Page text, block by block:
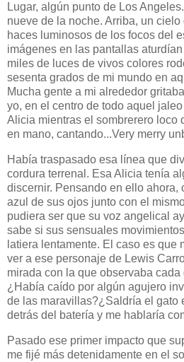
Lugar, algún punto de Los
nueve de la noche. Arriba, un
haces luminosos de los focos del
imágenes en las pantallas
miles de luces de vivos colores
sesenta grados de mi mundo en
Mucha gente a mi alrededor
yo, en el centro de todo aquel
Alicia mientras el sombrerero loco
en mano, cantando...Very merry
Había traspasado esa línea que
cordura terrenal. Esa Alicia tenía
discernir. Pensando en ello ahora,
azul de sus ojos junto con el
pudiera ser que su voz angelical
sabe si sus sensuales
latiera lentamente. El caso es que
ver a ese personaje de Lewis
mirada con la que observaba
¿Había caído por algún agujero
de las maravillas?¿Saldría el gato
detrás del batería y me hablaría
Pasado ese primer impacto que
me fijé más detenidamente en el